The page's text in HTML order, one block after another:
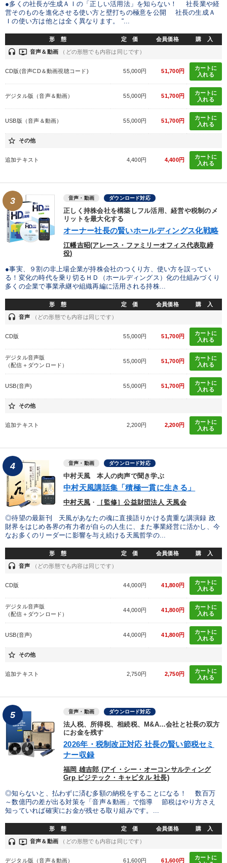
●多くの社長が生成ＡＩの「正しい活用法」を知らない！ 社長業や経
営そのものを進化させる使い方と壁打ちの極意を公開 社長の生成Ａ
Ｉの使い方は他とは全く異なります。 “...
形 態 定 価 会員価格 購 入
headset ondemand_video 音声＆動画 （どの形態でも内容は同じです）
CD版(音声CD＆動画視聴コード) 55,000円 51,700円
カートに
入れる
デジタル版（音声＆動画） 55,000円 51,700円
カートに
入れる
USB版（音声＆動画） 55,000円 51,700円
カートに
入れる
star_border その他
追加テキスト 4,400円 4,400円
カートに
入れる
3 音声・動画 ダウンロード対応
正しく持株会社を構築しフル活用、経営や税制のメ
リットを最大化する
オーナー社長の賢いホールディングス化戦略
江幡吉昭(アレース・ファミリーオフィス代表取締
役)
●事実、９割の非上場企業が持株会社のつくり方、使い方を誤ってい
る！変化の時代を乗り切るＨＤ（ホールディングス）化の仕組みづくり
多くの企業で事業承継や組織再編に活用される持株...
形 態 定 価 会員価格 購 入
headset 音声 （どの形態でも内容は同じです）
CD版 55,000円 51,700円
カートに
入れる
デジタル音声版
（配信＋ダウンロード）
55,000円 51,700円
カートに
入れる
USB(音声) 55,000円 51,700円
カートに
入れる
star_border その他
追加テキスト 2,200円 2,200円
カートに
入れる
4 音声・動画 ダウンロード対応
中村天風 本人の肉声で聞き学ぶ
中村天風講話集「積極一貫に生きる」
中村天風 ・ ［監修］公益財団法人 天風会
◎待望の最新刊 天風があなたの魂に直接語りかける貴重な講演録 政
財界をはじめ各界の有力者が自らの人生に、また事業経営に活かし、今
なお多くのリーダーに影響を与え続ける天風哲学の...
形 態 定 価 会員価格 購 入
headset 音声 （どの形態でも内容は同じです）
CD版 44,000円 41,800円
カートに
入れる
デジタル音声版
（配信＋ダウンロード）
44,000円 41,800円
カートに
入れる
USB(音声) 44,000円 41,800円
カートに
入れる
star_border その他
追加テキスト 2,750円 2,750円
カートに
入れる
5 音声・動画 ダウンロード対応
法人税、所得税、相続税、M&A…会社と社長の双方
にお金を残す
2026年・税制改正対応 社長の賢い節税セミ
ナー収録
福岡 雄吉郎 (アイ・シー・オーコンサルティング
Grp ビジテック・キャピタル 社長)
◎知らないと、払わずに済む多額の納税をすることになる！ 数百万
～数億円の差が出る対策を「音声＆動画」で指導 節税はやり方さえ
知っていれば確実にお金が残せる取り組みです。...
形 態 定 価 会員価格 購 入
headset ondemand_video 音声＆動画 （どの形態でも内容は同じです）
デジタル版（音声＆動画） 61,600円 61,600円
カートに